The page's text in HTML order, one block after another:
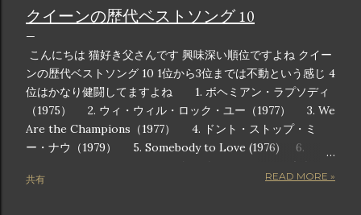
クイーンの歴代ベストソング 10
こんにちは 猫好き父さんです 興味深い順位ですよね クイー
ンの歴代ベストソング 10 1位から3位までは不動という感じ 4
位はかなり健闘してますよね 1. ボヘミアン・ラプソディ
（1975） 2. ウィ・ウィル・ロック・ユー（1977） 3. We
Are the Champions（1977） 4. ドント・ストップ・ミ
ー・ナウ（1979） 5. Somebody to Love (1976) 6.
Another One Bites the Dust (1980) 7. ラジオ・ガガ
（1984） 8. アンダー・プレッシャー（1981） 9. キラー
共有 READ MORE »